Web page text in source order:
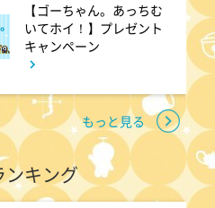
森山みなみが<ニュース
ナ>を深掘り
6:50
く!路線バスで寄り道の
東京&横浜"2大都市の地
ルメを巡る!】
【ゴーちゃん。あっちむ
いてホイ！】プレゼント
キャンペーン
もっと見る
ンキング